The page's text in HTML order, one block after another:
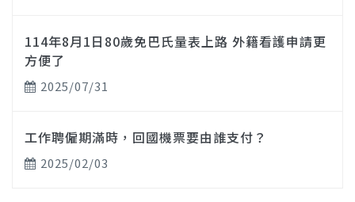
114年8月1日80歲免巴氏量表上路 外籍看護申請更
方便了
2025/07/31
工作聘僱期滿時，回國機票要由誰支付？
2025/02/03